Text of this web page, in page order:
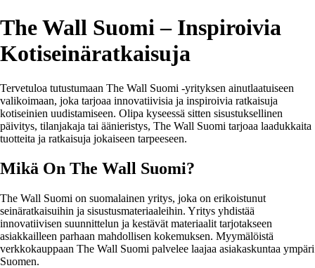
The Wall Suomi – Inspiroivia
Kotiseinäratkaisuja
Tervetuloa tutustumaan The Wall Suomi -yrityksen ainutlaatuiseen
valikoimaan, joka tarjoaa innovatiivisia ja inspiroivia ratkaisuja
kotiseinien uudistamiseen. Olipa kyseessä sitten sisustuksellinen
päivitys, tilanjakaja tai äänieristys, The Wall Suomi tarjoaa laadukkaita
tuotteita ja ratkaisuja jokaiseen tarpeeseen.
Mikä On The Wall Suomi?
The Wall Suomi on suomalainen yritys, joka on erikoistunut
seinäratkaisuihin ja sisustusmateriaaleihin. Yritys yhdistää
innovatiivisen suunnittelun ja kestävät materiaalit tarjotakseen
asiakkailleen parhaan mahdollisen kokemuksen. Myymälöistä
verkkokauppaan The Wall Suomi palvelee laajaa asiakaskuntaa ympäri
Suomen.